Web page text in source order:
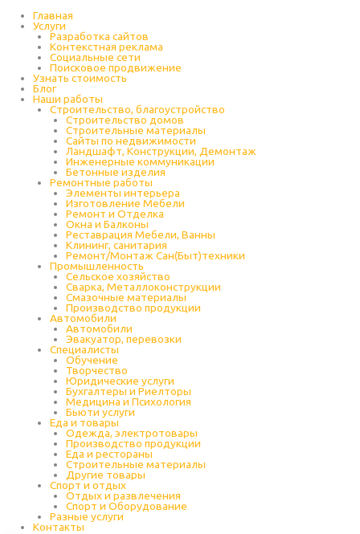
содержимому
Главная
Услуги
Разработка сайтов
Контекстная реклама
Социальные сети
Поисковое продвижение
Узнать стоимость
Блог
Наши работы
Строительство, благоустройство
Строительство домов
Строительные материалы
Сайты по недвижимости
Ландшафт, Конструкции, Демонтаж
Инженерные коммуникации
Бетонные изделия
Ремонтные работы
Элементы интерьера
Изготовление Мебели
Ремонт и Отделка
Окна и Балконы
Реставрация Мебели, Ванны
Клининг, санитария
Ремонт/Монтаж Сан(Быт)техники
Промышленность
Cельское хозяйство
Сварка, Металлоконструкции
Cмазочные материалы
Производство продукции
Автомобили
Автомобили
Эвакуатор, перевозки
Специалисты
Обучение
Творчество
Юридические услуги
Бухгалтеры и Риелторы
Медицина и Психология
Бьюти услуги
Еда и товары
Одежда, электротовары
Производство продукции
Еда и рестораны
Строительные материалы
Другие товары
Спорт и отдых
Отдых и развлечения
Спорт и Оборудование
Разные услуги
Контакты